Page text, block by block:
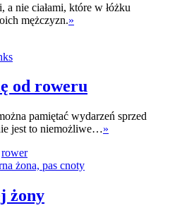
a nie ciałami, które w łóżku
mężczyzn.»
od roweru
pamiętać wydarzeń sprzed
jest to niemożliwe…»
rower
żony